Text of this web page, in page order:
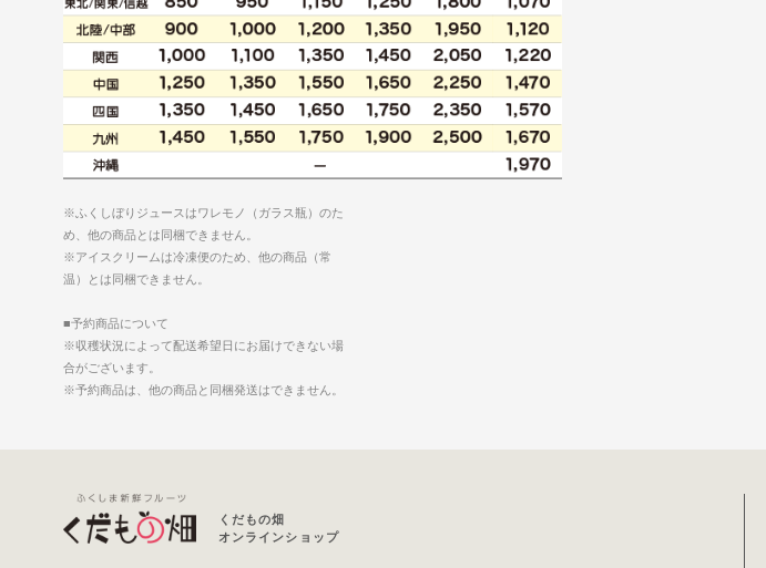
※ふくしぼりジュースはワレモノ（ガラス瓶）のた
め、他の商品とは同梱できません。
※アイスクリームは冷凍便のため、他の商品（常
温）とは同梱できません。
■予約商品について
※収穫状況によって配送希望日にお届けできない場
合がございます。
※予約商品は、他の商品と同梱発送はできません。
くだもの畑
オンラインショップ